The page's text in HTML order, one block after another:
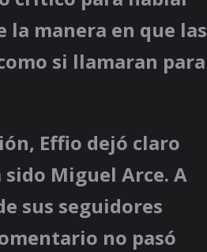
manera en que las
si llamaran para
Effio dejó claro
Miguel Arce. A
sus seguidores
no pasó